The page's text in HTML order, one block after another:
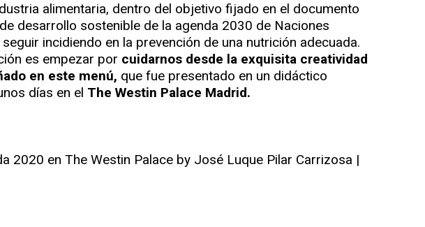
alimentaria, dentro del objetivo fijado en el documento
desarrollo sostenible de la agenda 2030 de Naciones
incidiendo en la prevención de una nutrición adecuada.
es empezar por cuidarnos desde la exquisita creatividad
en este menú, que fue presentado en un didáctico
días en el The Westin Palace Madrid.